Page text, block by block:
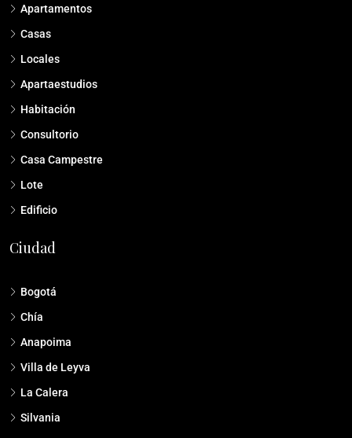
Apartamentos
Casas
Locales
Apartaestudios
Habitación
Consultorio
Casa Campestre
Lote
Edificio
Ciudad
Bogotá
Chía
Anapoima
Villa de Leyva
La Calera
Silvania